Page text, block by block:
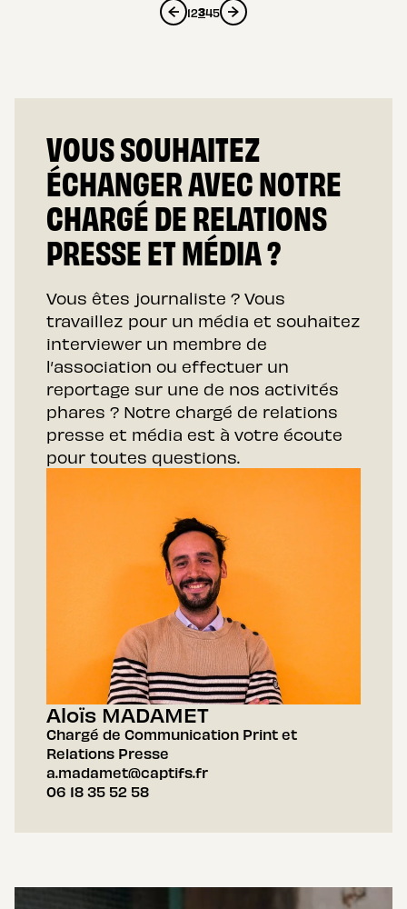
12345
VOUS SOUHAITEZ
ÉCHANGER AVEC NOTRE
CHARGÉ DE RELATIONS
PRESSE ET MÉDIA ?
Vous êtes journaliste ? Vous
travaillez pour un média et souhaitez
interviewer un membre de
l’association ou effectuer un
reportage sur une de nos activités
phares ? Notre chargé de relations
presse et média est à votre écoute
pour toutes questions.
Aloïs MADAMET
Chargé de Communication Print et
Relations Presse
a.madamet@captifs.fr
06 18 35 52 58